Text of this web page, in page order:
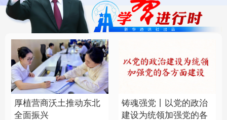
国际 财经 网评
思客智库 全球连线 教育
科技 科创 量子 体育
文化 书画
访谈 视频 图片 政务
厚植营商沃土推动东北
全面振兴
铸魂强党丨以党的政治
建设为统领加强党的各